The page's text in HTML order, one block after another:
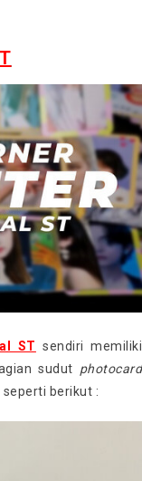
ST sendiri memiliki
sudut photocard
berikut :